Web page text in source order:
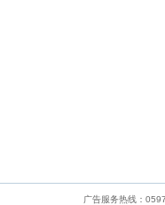
广告服务热线：